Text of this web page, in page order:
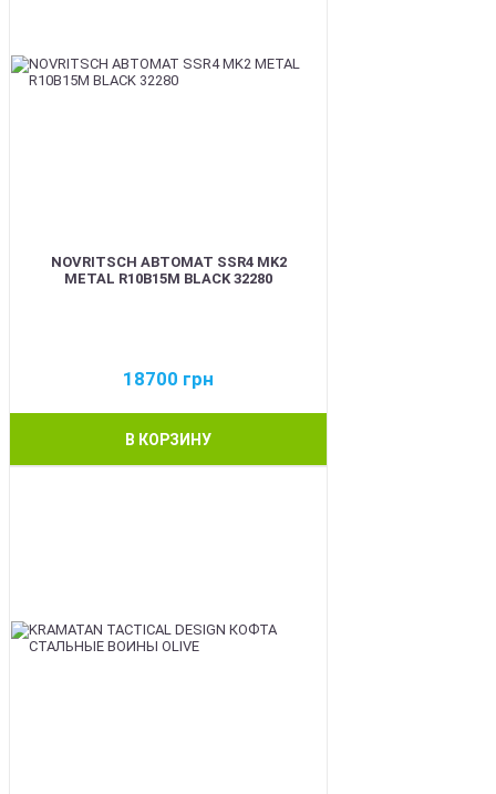
NOVRITSCH АВТОМАТ SSR4 MK2
METAL R10B15M BLACK 32280
18700 грн
В КОРЗИНУ